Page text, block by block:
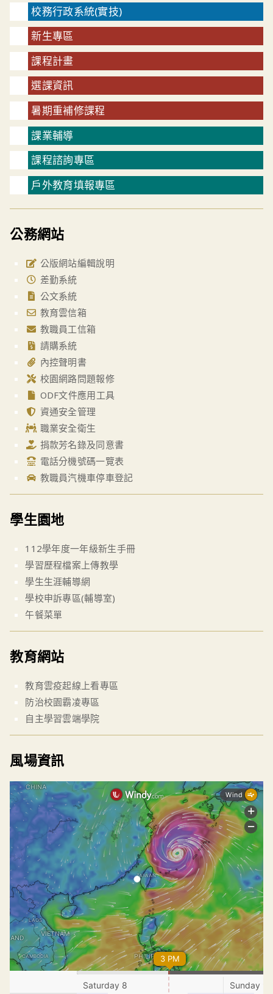
校務行政系統(實技)
新生專區
課程計畫
選課資訊
暑期重補修課程
課業輔導
課程諮詢專區
戶外教育填報專區
公務網站
公版網站編輯說明
差勤系統
公文系統
教育雲信箱
教職員工信箱
請購系統
內控聲明書
校園網路問題報修
ODF文件應用工具
資通安全管理
職業安全衛生
捐款芳名錄及同意書
電話分機號碼一覽表
教職員汽機車停車登記
學生園地
112學年度一年級新生手冊
學習歷程檔案上傳教學
學生生涯輔導網
學校申訴專區(輔導室)
午餐菜單
教育網站
教育雲疫起線上看專區
防治校園霸凌專區
自主學習雲端學院
風場資訊